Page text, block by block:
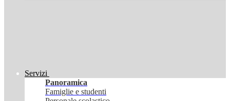
Servizi
Panoramica
Famiglie e studenti